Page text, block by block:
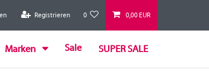
Registrieren 0 0,00 EUR
Marken Sale SUPER SALE